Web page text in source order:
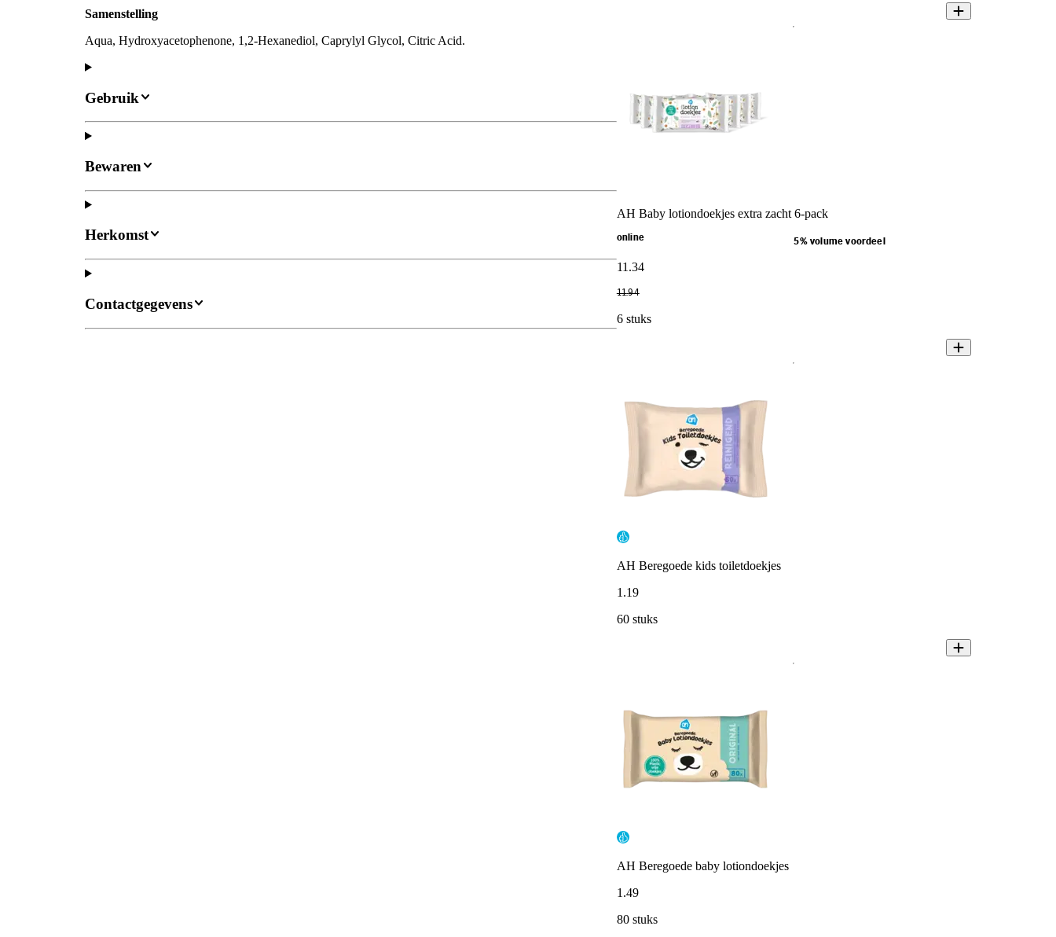
Samenstelling
Aqua, Hydroxyacetophenone, 1,2-Hexanediol, Caprylyl Glycol, Citric Acid.
Gebruik
Bewaren
Herkomst
Contactgegevens
AH Baby lotiondoekjes extra zacht 6-pack
online 5% volume voordeel
11 .34
11.94
6 stuks
AH Beregoede kids toiletdoekjes
1 .19
60 stuks
AH Beregoede baby lotiondoekjes
1 .49
80 stuks